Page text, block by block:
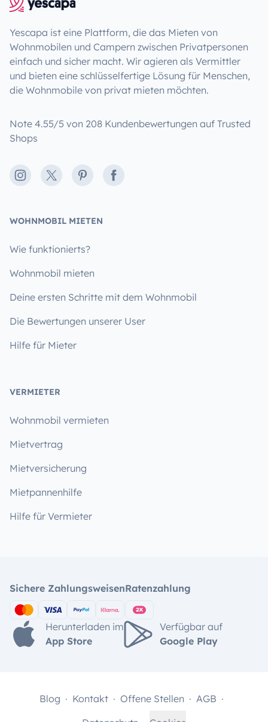
Yescapa ist eine Plattform, die das Mieten von
Wohnmobilen und Campern zwischen Privatpersonen
einfach und sicher macht. Wir agieren als Vermittler
und bieten eine schlüsselfertige Lösung für Menschen,
die Wohnmobile von privat mieten möchten.
Note 4.55/5 von 208 Kundenbewertungen auf Trusted
Shops
Instagram
X PinterestFacebook
WOHNMOBIL MIETEN
Wie funktionierts?
Wohnmobil mieten
Deine ersten Schritte mit dem Wohnmobil
Die Bewertungen unserer User
Hilfe für Mieter
VERMIETER
Wohnmobil vermieten
Mietvertrag
Mietversicherung
Mietpannenhilfe
Hilfe für Vermieter
Sichere ZahlungsweisenRatenzahlung
Herunterladen im
App Store
Verfügbar auf
Google Play
Blog Kontakt Offene Stellen
AGB